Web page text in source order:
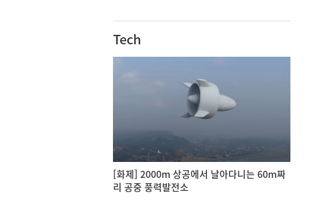
Tech
[화제] 2000m 상공에서 날아다니는 60m짜
리 공중 풍력발전소